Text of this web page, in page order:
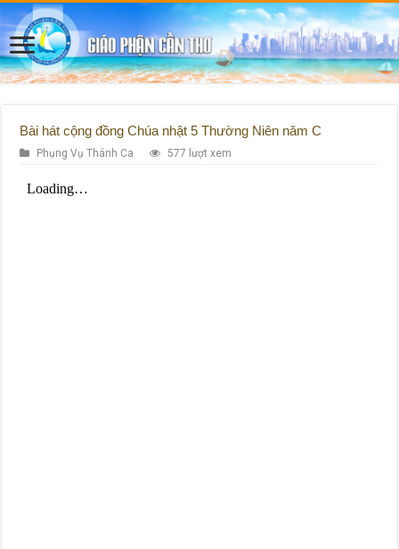
Bài hát cộng đồng Chúa nhật 5 Thường Niên năm C
Phụng Vụ Thánh Ca 577 lượt xem